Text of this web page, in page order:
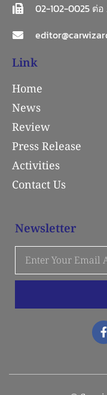
02-102-0025 ต่อ
Link
Home
News
Review
Press Release
Activities
Contact Us
Newsletter